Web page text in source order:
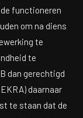
functioneren
om na diens
te
te
dan gerechtigd
daarnaar
te staan dat de